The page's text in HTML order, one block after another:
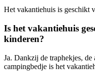
Het vakantiehuis is geschikt
Is het vakantiehuis
kinderen?
Ja. Dankzij de traphekjes, de
campingbedje is het